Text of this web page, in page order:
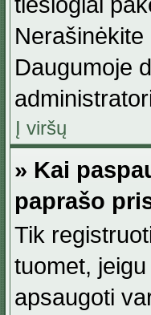
Daugumoje
Į viršų
» Kai
paprašo
Tik
tuomet,
apsaugoti